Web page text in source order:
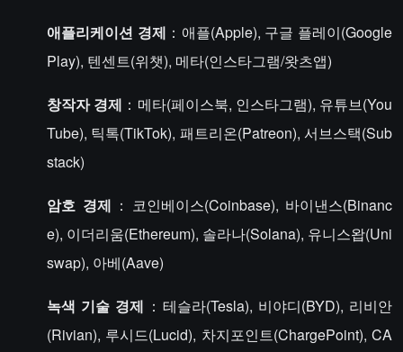
애플리케이션 경제 ：애플(Apple), 구글 플레이(Google
Play), 텐센트(위챗), 메타(인스타그램/왓츠앱)
창작자 경제 ：메타(페이스북, 인스타그램), 유튜브(You
Tube), 틱톡(TikTok), 패트리온(Patreon), 서브스택(Sub
stack)
암호 경제 ：코인베이스(Coinbase), 바이낸스(Binanc
e), 이더리움(Ethereum), 솔라나(Solana), 유니스왑(Uni
swap), 아베(Aave)
녹색 기술 경제 ：테슬라(Tesla), 비야디(BYD), 리비안
(Rivian), 루시드(Lucid), 차지포인트(ChargePoint), CA